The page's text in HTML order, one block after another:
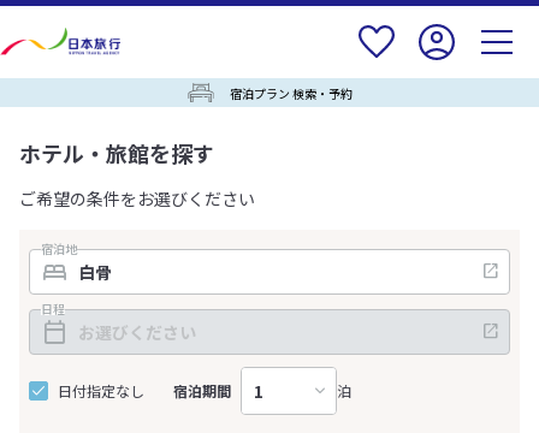
宿泊プラン 検索・予約
ホテル・旅館を探す
ご希望の条件をお選びください
宿泊地
日程
日付指定なし 宿泊期間 泊